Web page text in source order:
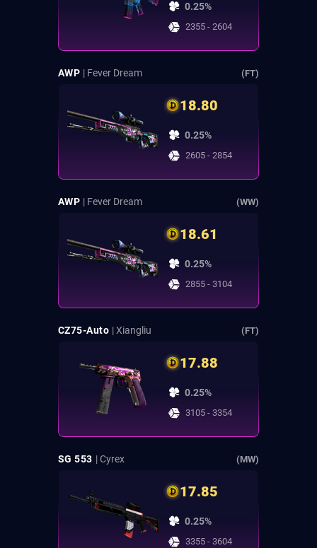
0.25%
2355 - 2604
AWP | Fever Dream (FT)
18.80
0.25%
2605 - 2854
AWP | Fever Dream (WW)
18.61
0.25%
2855 - 3104
CZ75-Auto | Xiangliu (FT)
17.88
0.25%
3105 - 3354
SG 553 | Cyrex (MW)
17.85
0.25%
3355 - 3604